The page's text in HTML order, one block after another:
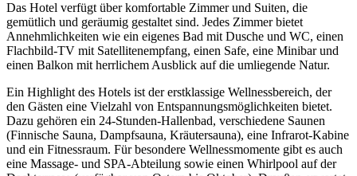
Das Hotel verfügt über komfortable Zimmer und Suiten, die
gemütlich und geräumig gestaltet sind. Jedes Zimmer bietet
Annehmlichkeiten wie ein eigenes Bad mit Dusche und WC, einen
Flachbild-TV mit Satellitenempfang, einen Safe, eine Minibar und
einen Balkon mit herrlichem Ausblick auf die umliegende Natur.
Ein Highlight des Hotels ist der erstklassige Wellnessbereich, der
den Gästen eine Vielzahl von Entspannungsmöglichkeiten bietet.
Dazu gehören ein 24-Stunden-Hallenbad, verschiedene Saunen
(Finnische Sauna, Dampfsauna, Kräutersauna), eine Infrarot-Kabine
und ein Fitnessraum. Für besondere Wellnessmomente gibt es auch
eine Massage- und SPA-Abteilung sowie einen Whirlpool auf der